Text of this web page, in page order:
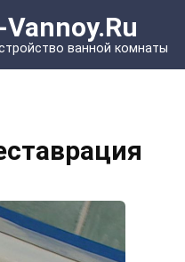
ванной комнаты